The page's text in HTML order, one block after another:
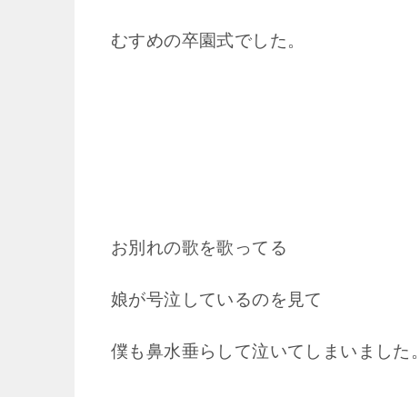
むすめの卒園式でした。
お別れの歌を歌ってる
娘が号泣しているのを見て
僕も鼻水垂らして泣いてしまいました。